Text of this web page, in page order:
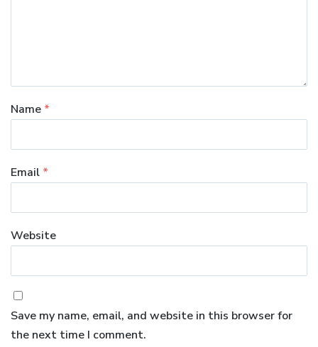
Name *
Email *
Website
Save my name, email, and website in this browser for
the next time I comment.